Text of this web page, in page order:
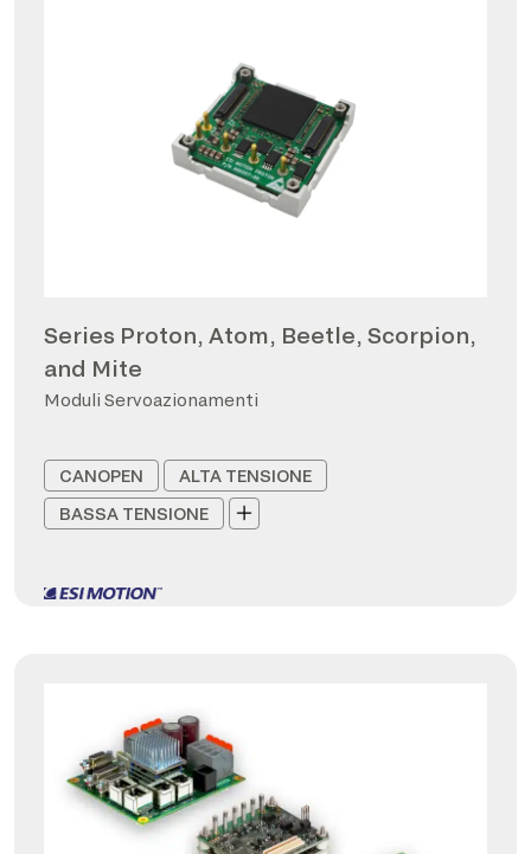
Series Proton, Atom, Beetle, Scorpion,
and Mite
Moduli Servoazionamenti
CANOPEN
ALTA TENSIONE
BASSA TENSIONE